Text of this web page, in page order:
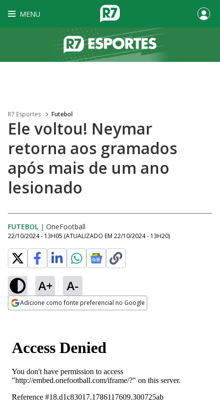
MENU
R7 Esportes Futebol
Ele voltou! Neymar
retorna aos gramados
após mais de um ano
lesionado
FUTEBOL | OneFootball
22/10/2024 - 13H05 (ATUALIZADO EM 22/10/2024 - 13H20)
A+ A-
Adicione como fonte preferencial no Google